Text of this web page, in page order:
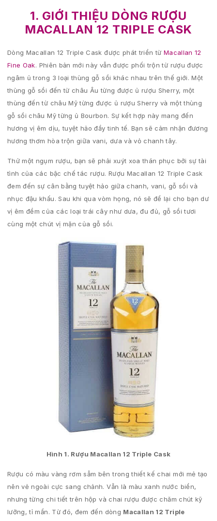
1. GIỚI THIỆU DÒNG RƯỢU
MACALLAN 12 TRIPLE CASK
Dòng Macallan 12 Triple Cask được phát triển từ Macallan 12
Fine Oak. Phiên bản mới này vẫn được phối trộn từ rượu được
ngâm ủ trong 3 loại thùng gỗ sồi khác nhau trên thế giới. Một
thùng gỗ sồi đến từ châu Âu từng được ủ rượu Sherry, một
thùng đến từ châu Mỹ từng được ủ rượu Sherry và một thùng
gỗ sồi châu Mỹ từng ủ Bourbon. Sự kết hợp này mang đến
hương vị êm dịu, tuyệt hảo đầy tinh tế. Bạn sẽ cảm nhận đương
hương thơm hòa trộn giữa vani, dưa và vỏ chanh tây.
Thử một ngụm rượu, bạn sẽ phải xuýt xoa thán phục bởi sự tài
tình của các bậc chế tác rượu. Rượu Macallan 12 Triple Cask
đem đến sự cân bằng tuyệt hảo giữa chanh, vani, gỗ sồi và
nhục đậu khấu. Sau khi qua vòm họng, nó sẽ để lại cho bạn dư
vị êm đềm của các loại trái cây như dưa, đu đủ, gỗ sồi tươi
cùng một chút vị mặn của gỗ sồi.
Hình 1. Rượu Macallan 12 Triple Cask
Rượu có màu vàng rơm sẫm bên trong thiết kế chai mới mẻ tạo
nên vẻ ngoài cực sang chảnh. Vẫn là màu xanh nước biển,
nhưng từng chi tiết trên hộp và chai rượu được chăm chút kỹ
lưỡng, tỉ mẩn. Từ đó, đem đến dòng Macallan 12 Triple